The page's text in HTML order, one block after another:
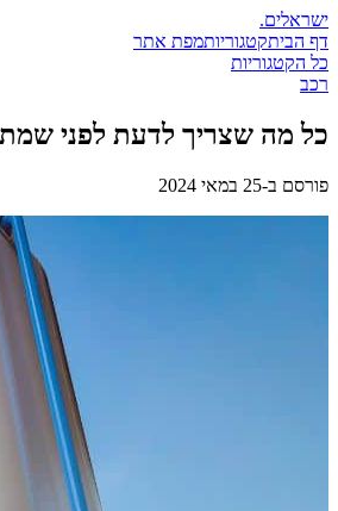
ישראלים.
דף הביתקטגוריותמפת אתר
כל הקטגוריות
רכב
כל מה שצריך לדעת לפני
פורסם ב-25 במאי 2024